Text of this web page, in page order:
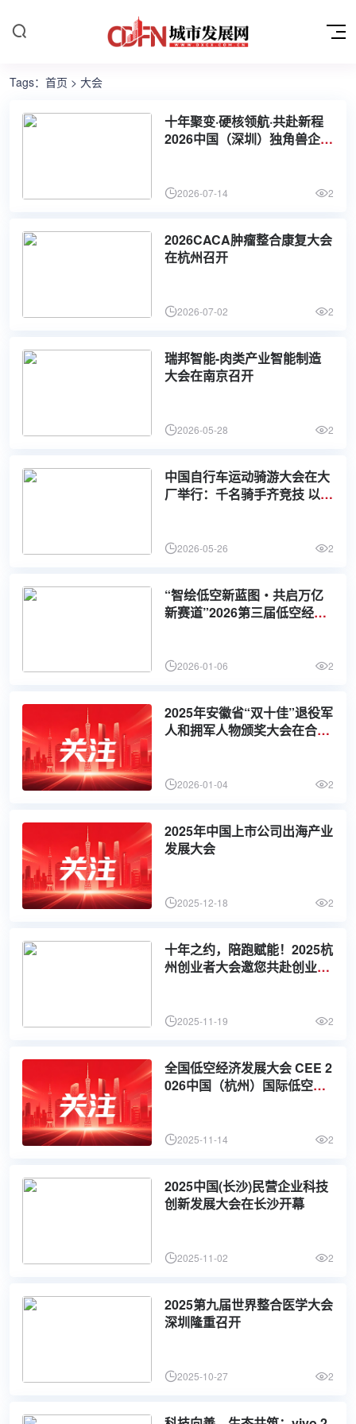
Tags： 首页 > 大会
十年聚变·硬核领航·共赴新程
2026中国（深圳）独角兽企业
2026-07-14 2
2026CACA肿瘤整合康复大会
在杭州召开
2026-07-02 2
瑞邦智能-肉类产业智能制造
大会在南京召开
2026-05-28 2
中国自行车运动骑游大会在大
厂举行：千名骑手齐竞技 以赛
2026-05-26 2
“智绘低空新蓝图・共启万亿
新赛道”2026第三届低空经济
2026-01-06 2
2025年安徽省“双十佳”退役军
人和拥军人物颁奖大会在合肥
2026-01-04 2
2025年中国上市公司出海产业
发展大会
2025-12-18 2
十年之约，陪跑赋能！2025杭
州创业者大会邀您共赴创业嘉
2025-11-19 2
全国低空经济发展大会 CEE 2
026中国（杭州）国际低空经
2025-11-14 2
2025中国(长沙)民营企业科技
创新发展大会在长沙开幕
2025-11-02 2
2025第九届世界整合医学大会
深圳隆重召开
2025-10-27 2